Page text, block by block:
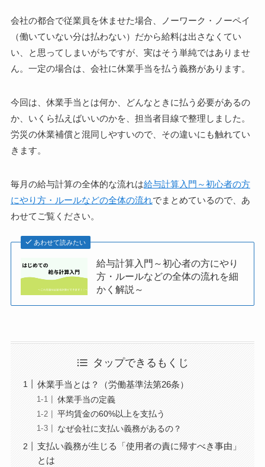
会社の都合で従業員を休ませた場合、ノーワーク・ノーペイ
（働いていない分は払わない）だから給料は出さなくてい
い、と思ってしまいがちですが、実はそう単純ではありませ
ん。一定の場合は、会社に休業手当を払う義務があります。
今回は、休業手当とは何か、どんなときに払う必要があるの
か、いくら払えばいいのかを、担当者目線で整理しました。
労災の休業補償と混同しやすいので、その違いにも触れてい
きます。
毎月の給与計算の全体的な流れは給与計算入門～初心者の方
にやり方・ルールなどの全体の流れでまとめているので、あ
わせてご覧ください。
あわせて読みたい
給与計算入門～初心者の方にやり
方・ルールなどの全体の流れを細
かく解説～
タップできるもくじ
休業手当とは？（労働基準法第26条）
休業手当の定義
平均賃金の60%以上を支払う
なぜ会社に支払い義務があるの？
支払い義務が生じる「使用者の責に帰すべき事由」
とは